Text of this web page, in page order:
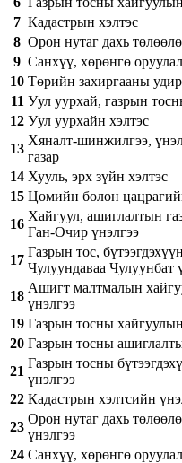
7 Кадастрын хэлтэс
8 Орон нутаг дахь
9 Санхүү, хөрөнгө
10 Төрийн захиргааны
11 Уул уурхай, газрын
12 Уул уурхайн хэлтэс
13
Хяналт-шинжилгээ,
газар
14 Хууль, эрх зүйн хэлтэс
15 Цөмийн болон
16
Хайгуул, ашиглалтын
Ган-Очир үнэлгээ
17
Газрын тос,
Чулуундаваа Чулуунбат
18
Ашигт малтмалын
үнэлгээ
19 Газрын тосны
20 Газрын тосны
21
Газрын тосны
үнэлгээ
22 Кадастрын хэлтсийн
23
Орон нутаг дахь
үнэлгээ
24 Санхүү, хөрөнгө